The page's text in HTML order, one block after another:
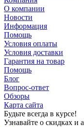
О компании
Новости
Информация
Помощь
Условия оплаты
Условия доставки
Гарантия на товар
Помощь
Блог
Вопрос-ответ
Обзоры
Карта сайта
Будьте всегда в курсе!
Узнавайте о скидках и